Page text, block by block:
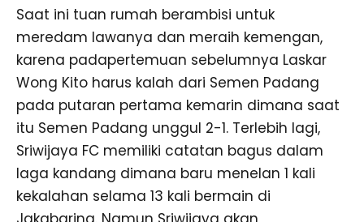
Saat ini tuan rumah berambisi untuk
meredam lawanya dan meraih kemengan,
karena padapertemuan sebelumnya Laskar
Wong Kito harus kalah dari Semen Padang
pada putaran pertama kemarin dimana saat
itu Semen Padang unggul 2-1. Terlebih lagi,
Sriwijaya FC memiliki catatan bagus dalam
laga kandang dimana baru menelan 1 kali
kekalahan selama 13 kali bermain di